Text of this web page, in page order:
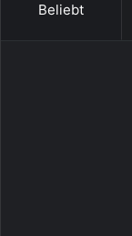
Beliebt